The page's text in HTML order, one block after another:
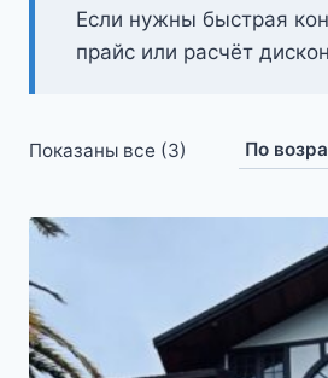
Если нужны быстрая
прайс или расчёт
Показаны все (3)
возрастанию